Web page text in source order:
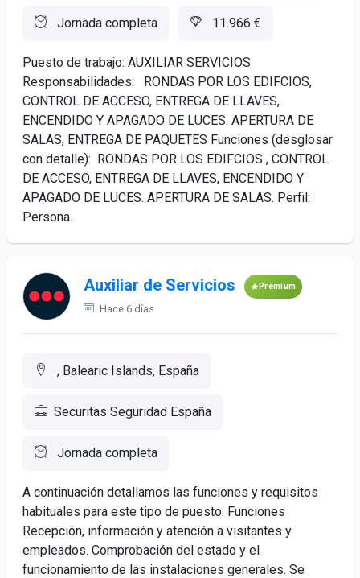
Jornada completa 11.966 €
Puesto de trabajo: AUXILIAR SERVICIOS
Responsabilidades: RONDAS POR LOS EDIFCIOS,
CONTROL DE ACCESO, ENTREGA DE LLAVES,
ENCENDIDO Y APAGADO DE LUCES. APERTURA DE
SALAS, ENTREGA DE PAQUETES Funciones (desglosar
con detalle): RONDAS POR LOS EDIFCIOS , CONTROL
DE ACCESO, ENTREGA DE LLAVES, ENCENDIDO Y
APAGADO DE LUCES. APERTURA DE SALAS. Perfil:
Persona...
Auxiliar de Servicios Premium
Hace 6 días
, Balearic Islands, España
Securitas Seguridad España
Jornada completa
A continuación detallamos las funciones y requisitos
habituales para este tipo de puesto: Funciones
Recepción, información y atención a visitantes y
empleados. Comprobación del estado y el
funcionamiento de las instalaciones generales. Se